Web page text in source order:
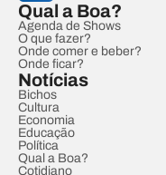
Qual a Boa?
Agenda de Shows
O que fazer?
Onde comer e beber?
Onde ficar?
Notícias
Bichos
Cultura
Economia
Educação
Política
Qual a Boa?
Cotidiano